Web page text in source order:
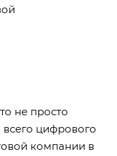
не просто
цифрового
компании в